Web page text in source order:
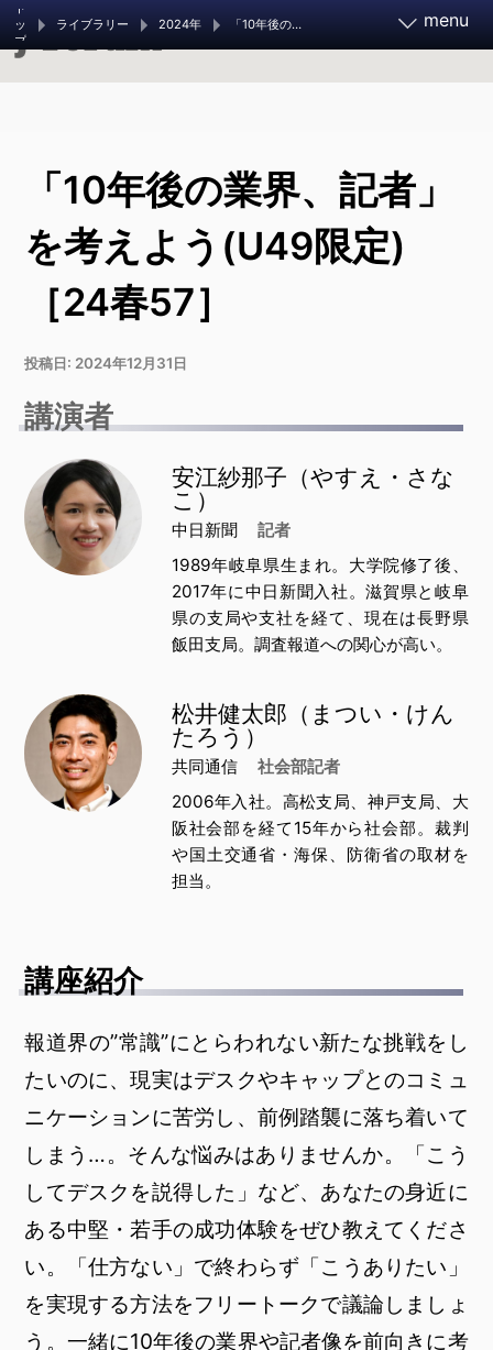
ト
ッ
プ
ライブラリー 2024年 「10年後の業界、記者」を考えよう(U49限定)［24春57］ menu
11月21～23日 開催決定
お知らせ
フォーラムとは
調査報道大賞 2026
調査報道の手引き
「10年後の業界、記者」
を考えよう(U49限定)
［24春57］
投稿日: 2024年12月31日
講演者
安江紗那子（やすえ・さな
こ）
中日新聞
記者
1989年岐阜県生まれ。大学院修了後、
2017年に中日新聞入社。滋賀県と岐阜
県の支局や支社を経て、現在は長野県
飯田支局。調査報道への関心が高い。
松井健太郎（まつい・けん
たろう）
共同通信
社会部記者
2006年入社。高松支局、神戸支局、大
阪社会部を経て15年から社会部。裁判
や国土交通省・海保、防衛省の取材を
担当。
講座紹介
報道界の”常識”にとらわれない新たな挑戦をし
たいのに、現実はデスクやキャップとのコミュ
ニケーションに苦労し、前例踏襲に落ち着いて
しまう…。そんな悩みはありませんか。「こう
してデスクを説得した」など、あなたの身近に
ある中堅・若手の成功体験をぜひ教えてくださ
い。「仕方ない」で終わらず「こうありたい」
を実現する方法をフリートークで議論しましょ
う。一緒に10年後の業界や記者像を前向きに考